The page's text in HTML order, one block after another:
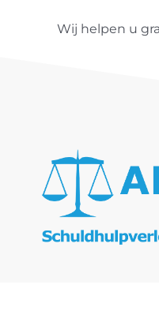
Wij helpen u